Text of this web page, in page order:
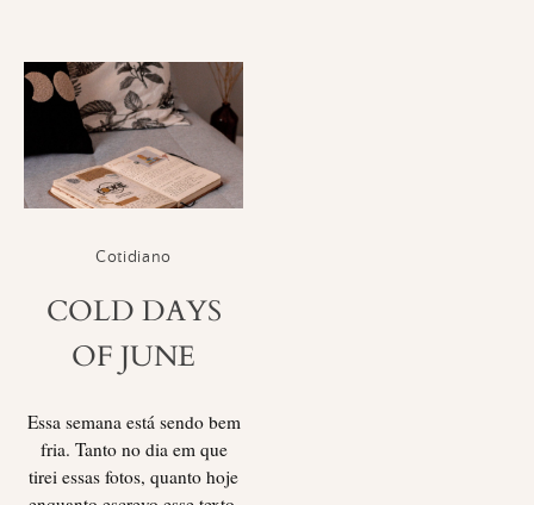
Cotidiano
COLD DAYS
OF JUNE
Essa semana está sendo bem
fria. Tanto no dia em que
tirei essas fotos, quanto hoje